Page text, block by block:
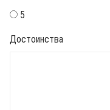
5
Достоинства